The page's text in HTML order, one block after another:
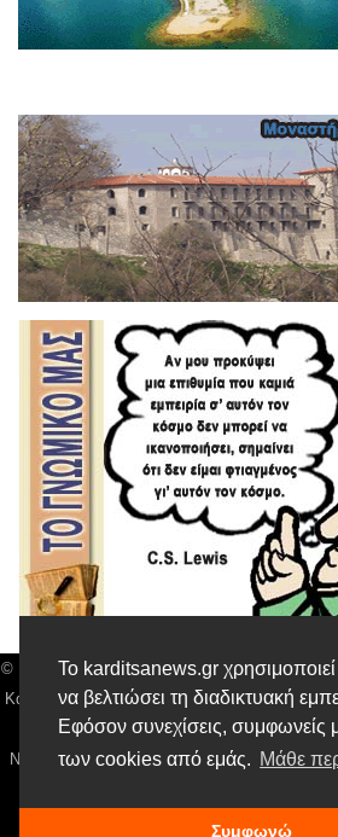
Το karditsanews.gr
να βελτιώσει τη διαδικτυακή
Εφόσον συνεχίσεις, συμφωνείς
των cookies από εμάς. Μάθε
Συμφωνώ
© Karditsa News | Διακριτικός Τίτλος: Orion
Καρδίτσας, Αρ. Γεμή: 018804431000, Δ/νση:
Τηλ: 24410 42500, email:
Νόμιμος Εκπρόσωπος, Ιδιοκτήτης και
Διευθύντρια: Γιαννουσά Βασιλική,
Βασιλική. Δικαιούχος domain name